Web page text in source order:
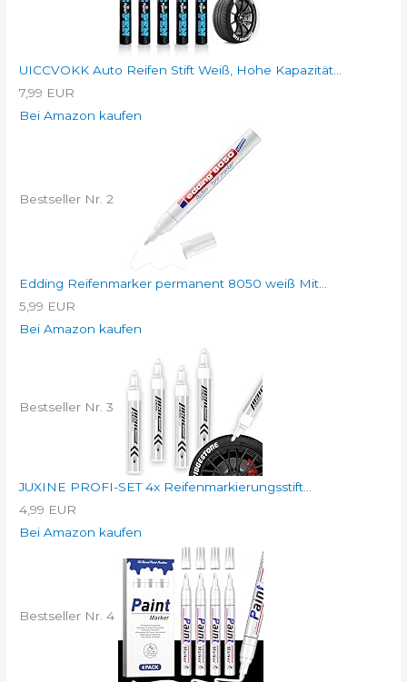
UICCVOKK Auto Reifen Stift Weiß, Hohe Kapazität...
7,99 EUR
Bei Amazon kaufen
Bestseller Nr. 2
Edding Reifenmarker permanent 8050 weiß Mit...
5,99 EUR
Bei Amazon kaufen
Bestseller Nr. 3
JUXINE PROFI-SET 4x Reifenmarkierungsstift...
4,99 EUR
Bei Amazon kaufen
Bestseller Nr. 4